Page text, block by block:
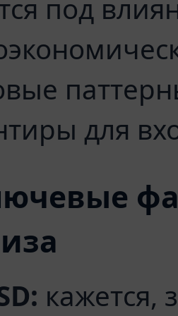
под
для
кажется,